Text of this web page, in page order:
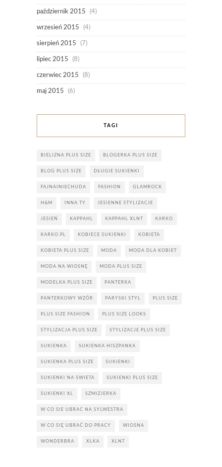
październik 2015 (4)
wrzesień 2015 (4)
sierpień 2015 (7)
lipiec 2015 (8)
czerwiec 2015 (8)
maj 2015 (6)
TAGI
BIELIZNA PLUS SIZE BLOGERKA PLUS SIZE
BLOG PLUS SIZE DŁUGIE SUKIENKI
FAJNAINIECHUDA FASHION GLAMROCK
H&M INNA TY JESIENNE STYLIZACJE
JESIEŃ KAPPAHL KAPPAHL XLNT KARKO
KARKO.PL KOBIECE SUKIENKI KOBIETA
KOBIETA PLUS SIZE MODA MODA DLA KOBIET
MODA NA WIOSNĘ MODA PLUS SIZE
MODELKA PLUS SIZE PANTERKA
PANTERKOWY WZÓR PARYSKI STYL PLUS SIZE
PLUS SIZE FASHION PLUS SIZE LOOKS
STYLIZACJA PLUS SIZE STYLIZACJE PLUS SIZE
SUKIENKA SUKIENKA HISZPANKA
SUKIENKA PLUS SIZE SUKIENKI
SUKIENKI NA SWIETA SUKIENKI PLUS SIZE
SUKIENKI XL SZMIZJERKA
W CO SIE UBRAC NA SYLWESTRA
W CO SIĘ UBRAĆ DO PRACY WIOSNA
WONDERBRA XLKA XLNT